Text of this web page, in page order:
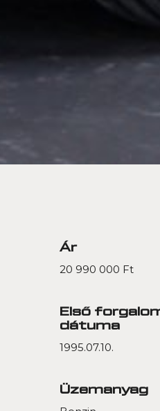
Ár
20 990 000 Ft
Első
dátuma
1995.07.10.
Üzemanyag